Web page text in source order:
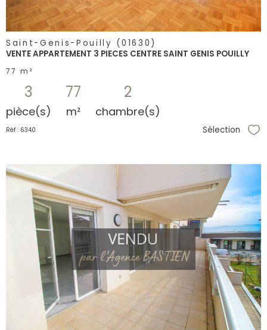
Saint-Genis-Pouilly (01630)
VENTE APPARTEMENT 3 PIECES CENTRE SAINT GENIS POUILLY
77 m²
3
pièce(s)
77
m²
2
chambre(s)
Réf : 6340 Sélection
voir le
bien